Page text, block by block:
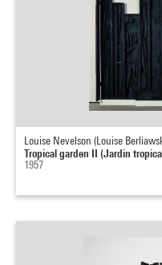
Louise Nevelson (Louise
Tropical garden II (Jardin
1957